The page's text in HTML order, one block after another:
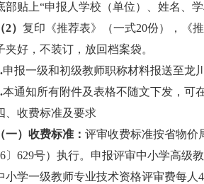
部贴上“申报人学校（单位）、姓名、
复印《推荐表》（一式20份），《
夹好，不装订，放回档案袋。
申报一级和初级教师职称材料报送至龙
本通知所有附件及表格不随文下发，可
收费标准及要求
） 收费标准： 评审收费标准按省物价
〕629号）执行。申报评审中小学高
小学一级教师专业技术资格评审费每